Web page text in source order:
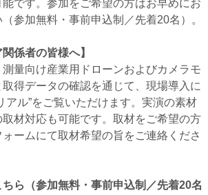
です。参加をご希望の方はお早めにお
参加無料・事前申込制／先着20名）。
係者の皆様へ】
量向け産業用ドローンおよびカメラモ
得データの確認を通じて、現場導入に
アル”をご覧いただけます。実演の素材
材対応も可能です。取材をご希望の方
ームにて取材希望の旨をご連絡くださ
ら（参加無料・事前申込制／先着20名